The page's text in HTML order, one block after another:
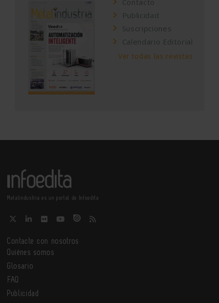
Publicidad
Suscripciones
Calendario Editorial
Ver todas las revistas
Metalindustria es un portal de Infoedita
Contacte con nosotros
Quiénes somos
Glosario
FAQ
Publicidad